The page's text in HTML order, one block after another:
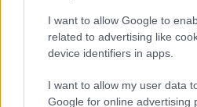
I want to allow Google to
related to advertising like
device identifiers in apps.
I want to allow my user data
Google for online advertising